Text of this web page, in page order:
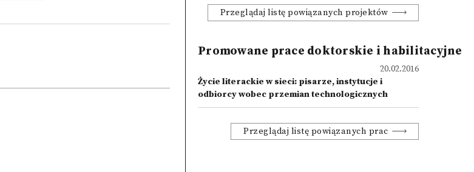
Przeglądaj listę powiązanych projektów
Promowane prace doktorskie i habilitacyjne
20.02.2016
Życie literackie w sieci: pisarze, instytucje i
odbiorcy wobec przemian technologicznych
Przeglądaj listę powiązanych prac